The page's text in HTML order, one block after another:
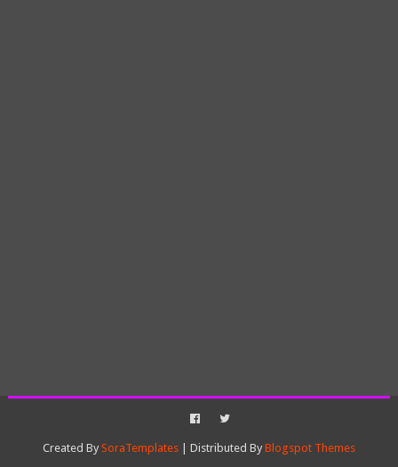
Created By SoraTemplates| Distributed By Blogspot Themes